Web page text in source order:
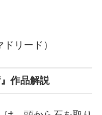
リード）
作品解説